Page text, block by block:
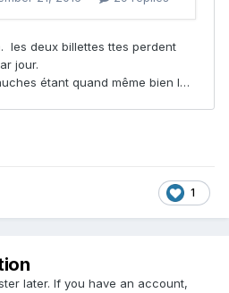
1
later. If you have an account,